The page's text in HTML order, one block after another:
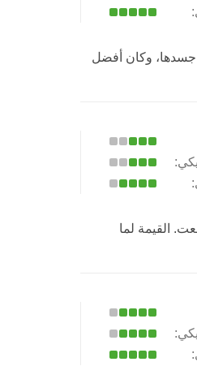
جسدها، وكان أفضل
القيمة لما